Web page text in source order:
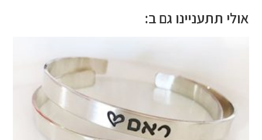
אולי תתעניינו גם ב: